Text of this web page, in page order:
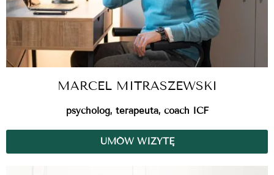
MARCEL MITRASZEWSKI
psycholog, terapeuta, coach ICF
UMÓW WIZYTĘ